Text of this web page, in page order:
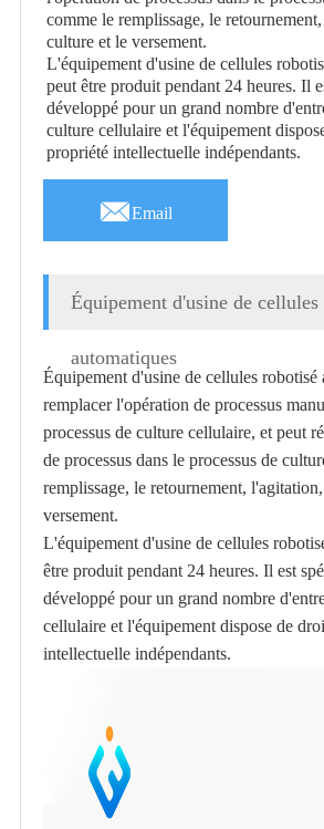
comme le remplissage, le
culture et le versement.
L'équipement d'usine de cellules
peut être produit pendant 24 heures. Il
développé pour un grand nombre
culture cellulaire et l'équipement
propriété intellectuelle indépendants.
Email
Équipement d'usine de cellules
automatiques
Équipement d'usine de cellules robotisé
remplacer l'opération de processus
processus de culture cellulaire, et peut
de processus dans le processus de
remplissage, le retournement,
versement.
L'équipement d'usine de cellules
être produit pendant 24 heures. Il est
développé pour un grand nombre
cellulaire et l'équipement dispose de
intellectuelle indépendants.